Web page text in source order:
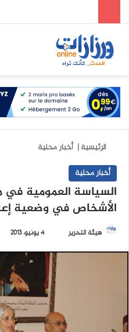
الرئيسية| أخبار محلية
أخبار محلية
السياسة العمومية
الأشخاص في وضعية
هيئة التحرير
س
ل
ي
4 يونيو، 2013